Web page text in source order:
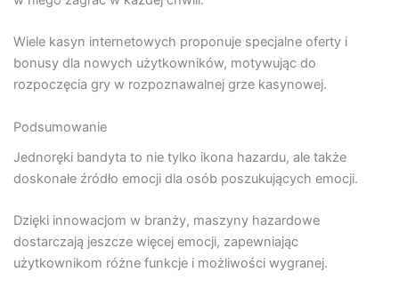
Wiele kasyn internetowych proponuje specjalne oferty i
bonusy dla nowych użytkowników, motywując do
rozpoczęcia gry w rozpoznawalnej grze kasynowej.
Podsumowanie
Jednoręki bandyta to nie tylko ikona hazardu, ale także
doskonałe źródło emocji dla osób poszukujących emocji.
Dzięki innowacjom w branży, maszyny hazardowe
dostarczają jeszcze więcej emocji, zapewniając
użytkownikom różne funkcje i możliwości wygranej.